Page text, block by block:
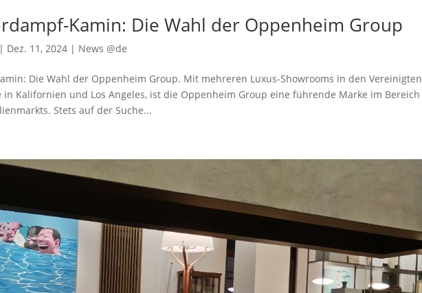
Kamin: Die Wahl der Oppenheim Group
| Dez. 11, 2024 | News @de
Die Wahl der Oppenheim Group. Mit mehreren Luxus-Showrooms in den Vereinigten
in Kalifornien und Los Angeles, ist die Oppenheim Group eine führende Marke im Bereich
Stets auf der Suche...